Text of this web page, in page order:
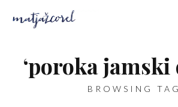
‘poroka jamski
BROWSING TAG